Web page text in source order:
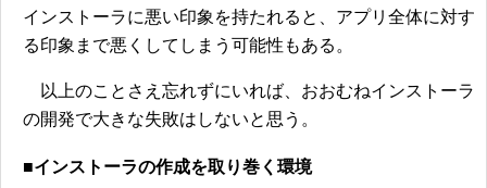
インストーラに悪い印象を持たれると、アプリ全体に対す
る印象まで悪くしてしまう可能性もある。
以上のことさえ忘れずにいれば、おおむねインストーラ
の開発で大きな失敗はしないと思う。
■インストーラの作成を取り巻く環境